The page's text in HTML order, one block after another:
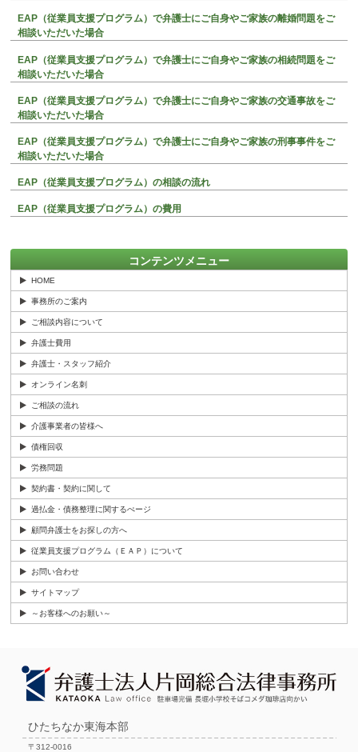
EAP（従業員支援プログラム）で弁護士にご自身やご家族の離婚問題をご
相談いただいた場合
EAP（従業員支援プログラム）で弁護士にご自身やご家族の相続問題をご
相談いただいた場合
EAP（従業員支援プログラム）で弁護士にご自身やご家族の交通事故をご
相談いただいた場合
EAP（従業員支援プログラム）で弁護士にご自身やご家族の刑事事件をご
相談いただいた場合
EAP（従業員支援プログラム）の相談の流れ
EAP（従業員支援プログラム）の費用
コンテンツメニュー
HOME
事務所のご案内
ご相談内容について
弁護士費用
弁護士・スタッフ紹介
オンライン名刺
ご相談の流れ
介護事業者の皆様へ
債権回収
労務問題
契約書・契約に関して
過払金・債務整理に関するぺージ
顧問弁護士をお探しの方へ
従業員支援プログラム（ＥＡＰ）について
お問い合わせ
サイトマップ
～お客様へのお願い～
ひたちなか東海本部
〒312-0016